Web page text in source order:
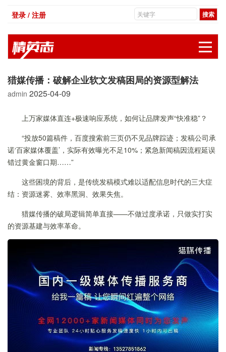
登录 / 注册
猎媒传播：破解企业软文发稿困局的资源型解法
admin 2025-04-09
上万家媒体直连+极速响应系统，如何让品牌发声“快准稳”？
“投放50篇稿件，百度搜索前三页仍不见品牌踪迹；发稿公司承
诺‘百家媒体覆盖’，实际有效曝光不足10%；紧急新闻稿因流程延误
错过黄金窗口期……”
这些困境的背后，是传统发稿模式难以适配信息时代的三大症
结：资源迷雾、效率黑洞、效果失焦。
猎媒传播的破局逻辑简单直接——不做过度承诺，只做实打实
的资源基建与效率革命。